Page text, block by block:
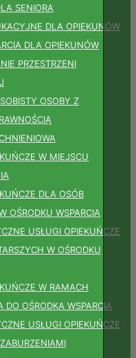
SENIORA
DLA OPIEKUNÓW
DLA OPIEKUNÓW
PRZESTRZENI
OSOBY Z
W MIEJSCU
DLA OSÓB
OŚRODKU WSPARCIA
USŁUGI OPIEKUŃCZE
W OŚRODKU
W RAMACH
DO OŚRODKA WSPARCIA
USŁUGI OPIEKUŃCZE